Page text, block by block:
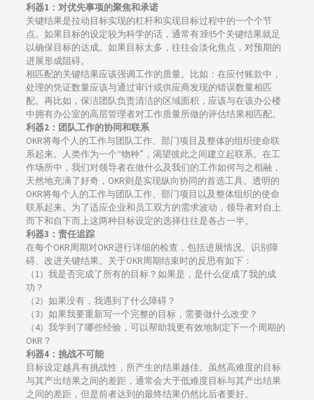
利器1：对优先事项的聚焦和承诺
关键结果是拉动目标实现的杠杆和实现目标过程中的一个个节
点。如果目标的设定较为科学的话，通常有3到5个关键结果就足
以确保目标的达成。如果目标太多，往往会淡化焦点，对预期的
进展形成阻碍。
相匹配的关键结果应该强调工作的质量。比如：在应付账款中，
处理的凭证数量应该与通过审计或供应商发现的错误数量相匹
配。再比如，保洁团队负责清洁的区域面积，应该与在该办公楼
中拥有办公室的高层管理者对工作质量所做的评估结果相匹配。
利器2：团队工作的协同和联系
OKR将每个人的工作与团队工作、部门项目及整体的组织使命联
系起来。人类作为一个“物种”，渴望彼此之间建立起联系。在工
作场所中，我们对领导者在做什么及我们的工作如何与之相融，
天然地充满了好奇，OKR则是实现纵向协同的首选工具。透明的
OKR将每个人的工作与团队工作、部门项目以及整体组织的使命
联系起来。为了适应企业和员工双方的需求波动，领导者对自上
而下和自下而上这两种目标设定的选择往往是各占一半。
利器3：责任追踪
在每个OKR周期对OKR进行详细的检查，包括进展情况、识别障
碍、改进关键结果。关于OKR周期结束时的反思有如下：
（1）我是否完成了所有的目标？如果是，是什么促成了我的成
功？
（2）如果没有，我遇到了什么障碍？
（3）如果我要重新写一个完整的目标，需要做什么改变？
（4）我学到了哪些经验，可以帮助我更有效地制定下一个周期的
OKR？
利器4：挑战不可能
目标设定越具有挑战性，所产生的结果越佳。虽然高难度的目标
与其产出结果之间的差距，通常会大于低难度目标与其产出结果
之间的差距，但是前者达到的最终结果仍然比后者要好。